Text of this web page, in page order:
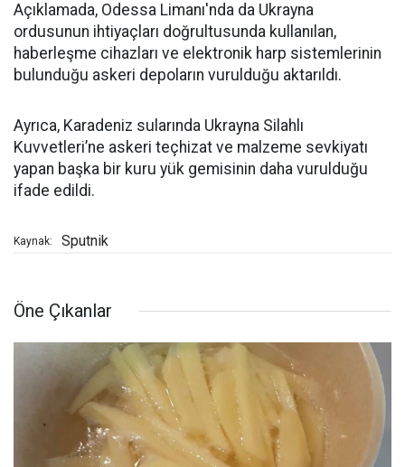
Açıklamada, Odessa Limanı'nda da Ukrayna
ordusunun ihtiyaçları doğrultusunda kullanılan,
haberleşme cihazları ve elektronik harp sistemlerinin
bulunduğu askeri depoların vurulduğu aktarıldı.
Ayrıca, Karadeniz sularında Ukrayna Silahlı
Kuvvetleri’ne askeri teçhizat ve malzeme sevkiyatı
yapan başka bir kuru yük gemisinin daha vurulduğu
ifade edildi.
Kaynak: Sputnik
Öne Çıkanlar